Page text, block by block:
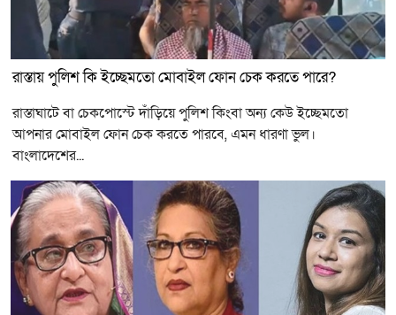
রাস্তায় পুলিশ কি ইচ্ছেমতো মোবাইল ফোন চেক করতে পারে?
রাস্তাঘাটে বা চেকপোস্টে দাঁড়িয়ে পুলিশ কিংবা অন্য কেউ ইচ্ছেমতো
আপনার মোবাইল ফোন চেক করতে পারবে, এমন ধারণা ভুল।
বাংলাদেশের...